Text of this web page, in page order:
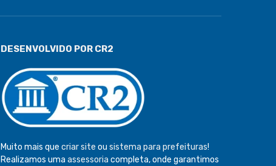
DESENVOLVIDO POR CR2
Muito mais que criar site ou sistema para prefeituras!
Realizamos uma assessoria completa, onde garantimos